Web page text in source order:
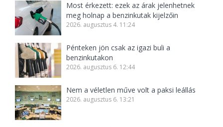
Most érkezett: ezek az árak jelenhetnek
meg holnap a benzinkutak kijelzőin
2026. augusztus 4. 11:24
Pénteken jön csak az igazi buli a
benzinkutakon
2026. augusztus 6. 12:44
Nem a véletlen műve volt a paksi leállás
2026. augusztus 6. 13:21